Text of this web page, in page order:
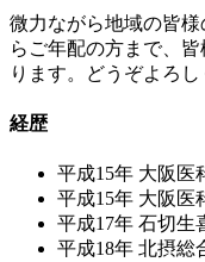
微力ながら地域の皆
らご年配の方まで、
ります。どうぞよろし
経歴
平成15年 大阪医
平成15年 大阪医
平成17年 石切生
平成18年 北摂総